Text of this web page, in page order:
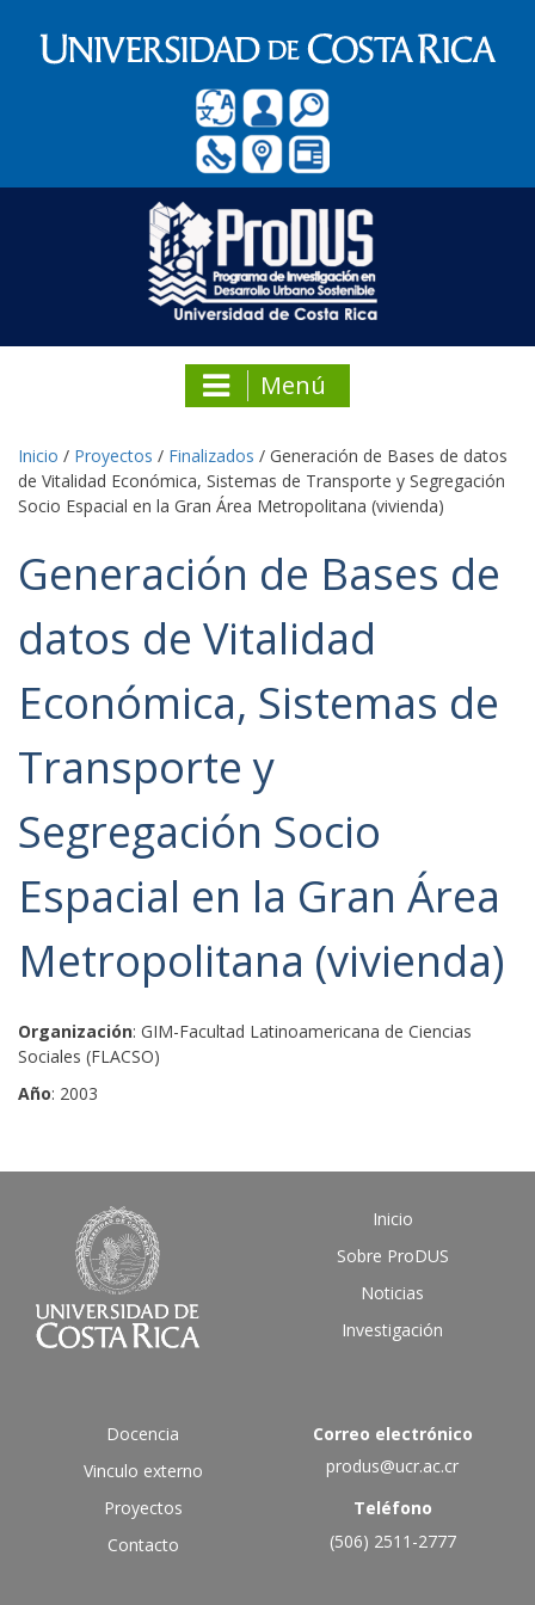
Menú
Inicio / Proyectos / Finalizados / Generación de Bases de datos
de Vitalidad Económica, Sistemas de Transporte y Segregación
Socio Espacial en la Gran Área Metropolitana (vivienda)
Generación de Bases de
datos de Vitalidad
Económica, Sistemas de
Transporte y
Segregación Socio
Espacial en la Gran Área
Metropolitana (vivienda)
Organización: GIM-Facultad Latinoamericana de Ciencias
Sociales (FLACSO)
Año: 2003
Inicio
Sobre ProDUS
Noticias
Investigación
Docencia
Vinculo externo
Proyectos
Contacto
Correo electrónico
produs@ucr.ac.cr
Teléfono
(506) 2511-2777